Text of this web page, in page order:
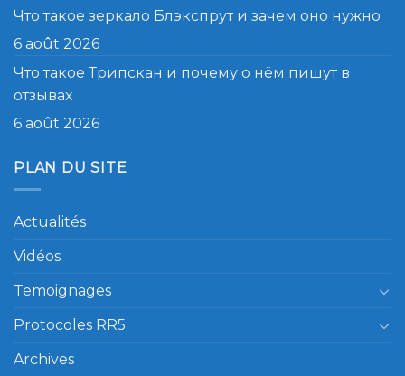
Что такое зеркало Блэкспрут и зачем оно нужно
6 août 2026
Что такое Трипскан и почему о нём пишут в
отзывах
6 août 2026
PLAN DU SITE
Actualités
Vidéos
Temoignages
Protocoles RR5
Archives